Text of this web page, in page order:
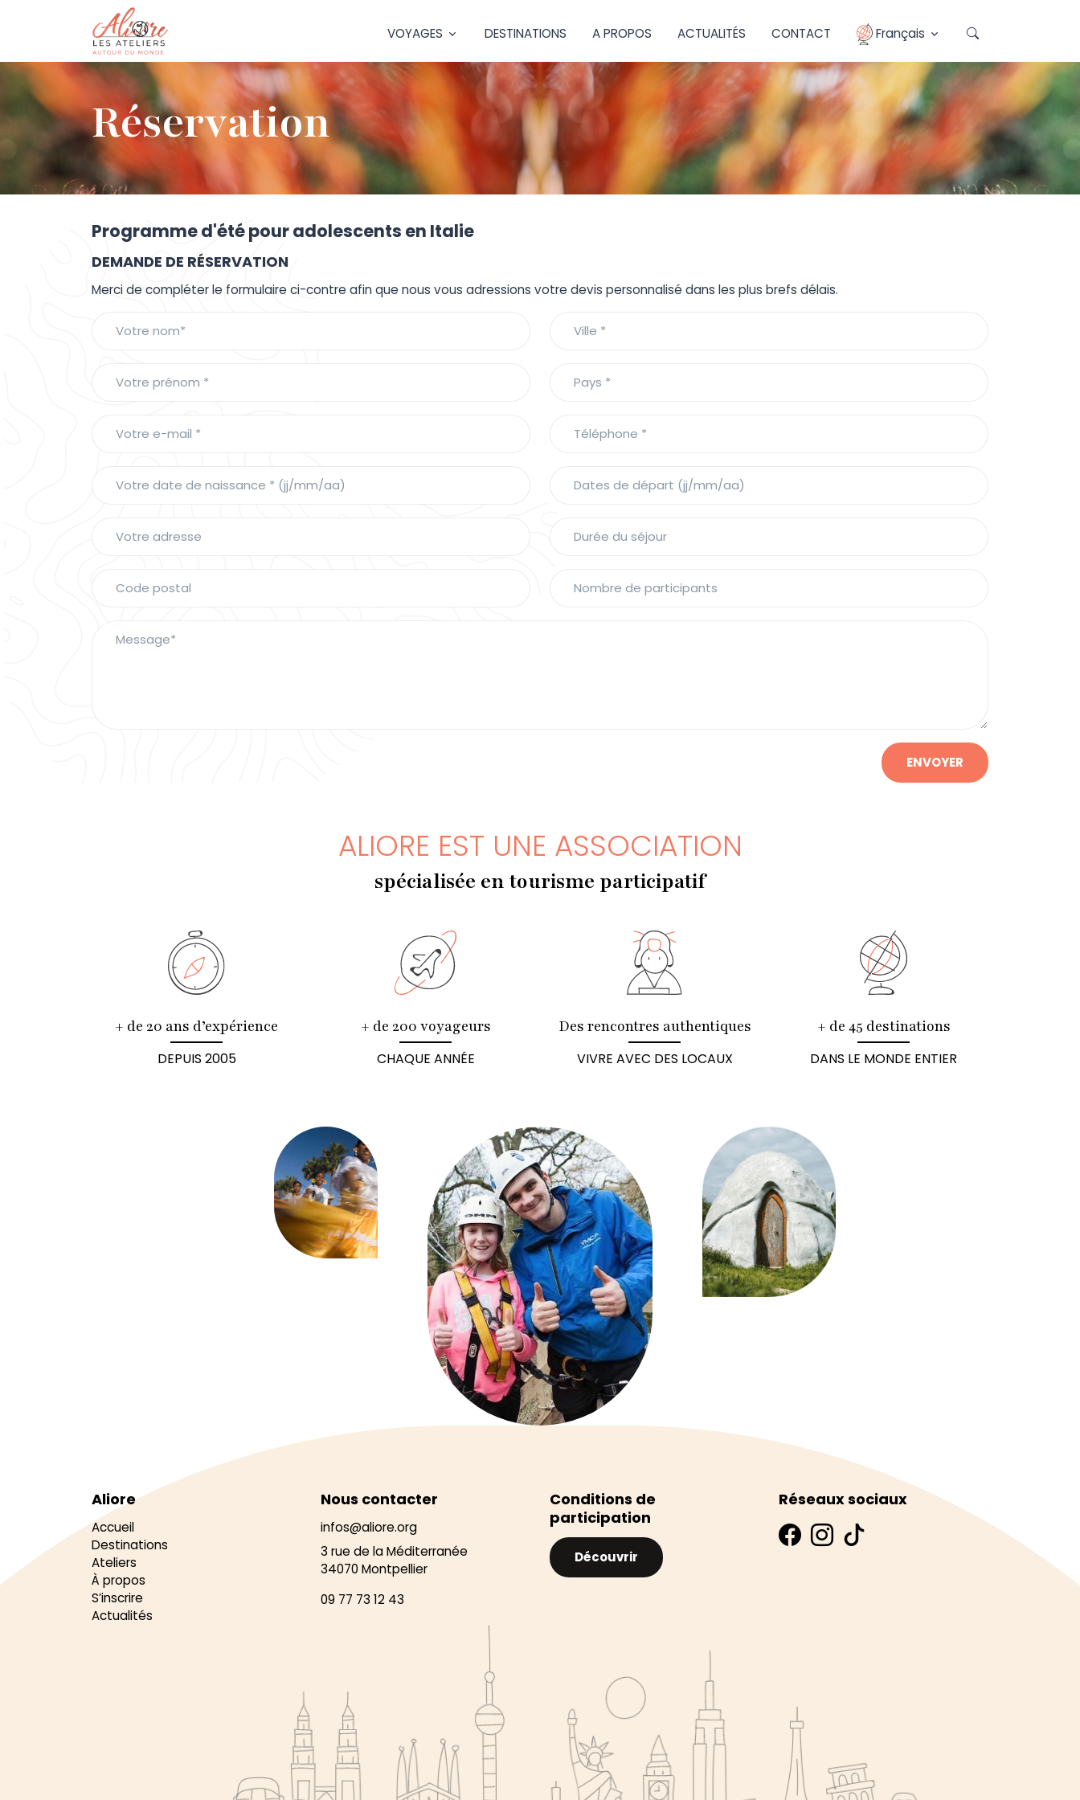
VOYAGES DESTINATIONS A PROPOS ACTUALITÉS CONTACT Français
Réservation
Programme d'été pour adolescents en Italie
DEMANDE DE RÉSERVATION
Merci de compléter le formulaire ci-contre afin que nous vous adressions votre devis personnalisé dans les plus brefs délais.
ENVOYER
ALIORE EST UNE ASSOCIATION
spécialisée en tourisme participatif
+ de 20 ans d’expérience
DEPUIS 2005
+ de 200 voyageurs
CHAQUE ANNÉE
Des rencontres authentiques
VIVRE AVEC DES LOCAUX
+ de 45 destinations
DANS LE MONDE ENTIER
Aliore
Accueil
Destinations
Ateliers
À propos
S’inscrire
Actualités
Nous contacter
infos@aliore.org
3 rue de la Méditerranée
34070 Montpellier
09 77 73 12 43
Conditions de
participation
Découvrir
Réseaux sociaux